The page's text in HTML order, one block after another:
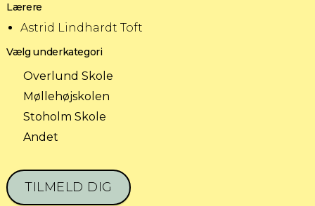
Lærere
Astrid Lindhardt Toft
Vælg underkategori
Overlund Skole
Møllehøjskolen
Stoholm Skole
Andet
TILMELD DIG